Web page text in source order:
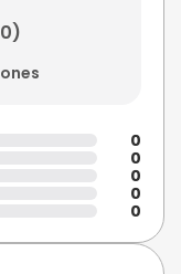
0
0
0
0
0